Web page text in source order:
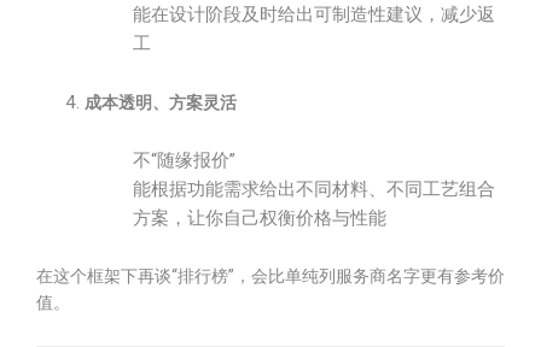
能在设计阶段及时给出可制造性建议，减少返
工
成本透明、方案灵活
不“随缘报价”
能根据功能需求给出不同材料、不同工艺组合
方案，让你自己权衡价格与性能
在这个框架下再谈“排行榜”，会比单纯列服务商名字更有参考价
值。